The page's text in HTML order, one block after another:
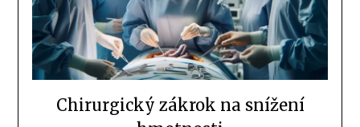
Chirurgický zákrok na snížení